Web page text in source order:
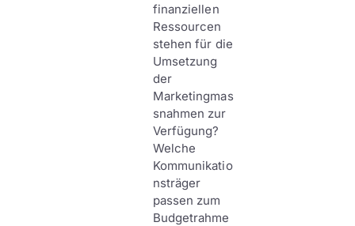
finanziellen
Ressourcen
stehen für die
Umsetzung
der
Marketingmas
snahmen zur
Verfügung?
Welche
Kommunikatio
nsträger
passen zum
Budgetrahme